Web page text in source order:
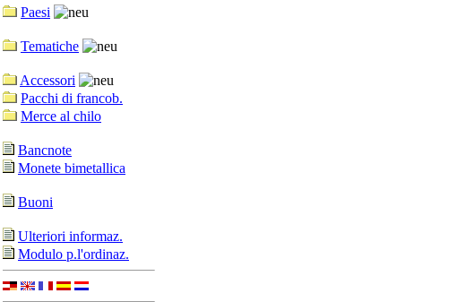
Paesi
Tematiche
Accessori
Pacchi di francob.
Merce al chilo
Bancnote
Monete bimetallica
Buoni
Ulteriori informaz.
Modulo p.l'ordinaz.